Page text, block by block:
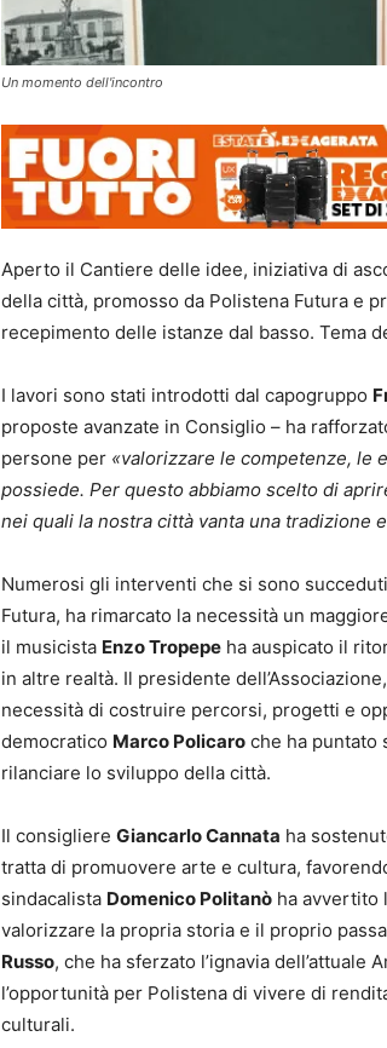
Un momento dell'incontro
Aperto il Cantiere delle idee, iniziativa di
della città, promosso da Polistena Futura e
recepimento delle istanze dal basso. Tema
I lavori sono stati introdotti dal capogruppo
proposte avanzate in Consiglio – ha
persone per «valorizzare le competenze, le
possiede. Per questo abbiamo scelto di
nei quali la nostra città vanta una tradizione
Numerosi gli interventi che si sono
Futura, ha rimarcato la necessità un
il musicista Enzo Tropepe ha auspicato il
in altre realtà. Il presidente dell’Associazione,
necessità di costruire percorsi, progetti e
democratico Marco Policaro che ha puntato
rilanciare lo sviluppo della città.
Il consigliere Giancarlo Cannata ha
tratta di promuovere arte e cultura,
sindacalista Domenico Politanò ha avvertito
valorizzare la propria storia e il proprio
Russo, che ha sferzato l’ignavia
l’opportunità per Polistena di vivere di
culturali.